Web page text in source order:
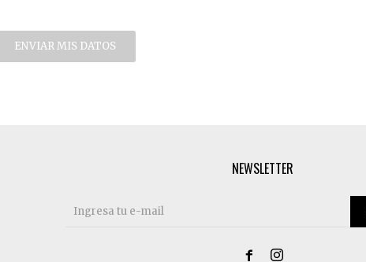
ENVIAR MIS DATOS
NEWSLETTER
 